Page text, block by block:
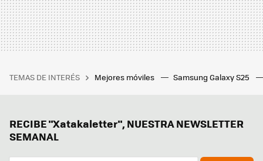
TEMAS DE INTERÉS Mejores móviles Samsung Galaxy S25
RECIBE "Xatakaletter", NUESTRA NEWSLETTER
SEMANAL